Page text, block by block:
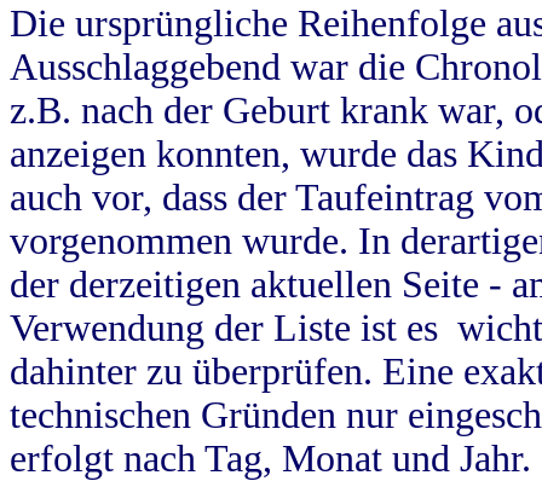
Die ursprüngliche Reihenfolge
Ausschlaggebend war die
z.B. nach der Geburt krank war,
anzeigen konnten, wurde das
auch vor, dass der Taufeintrag
vorgenommen wurde. In
der derzeitigen aktuellen Seite -
Verwendung der Liste ist es
dahinter zu überprüfen. Eine
technischen Gründen nur
erfolgt nach Tag, Monat und Jahr.